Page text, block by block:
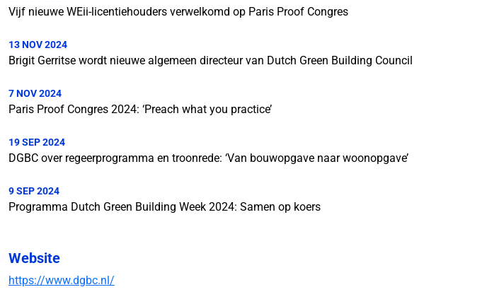
Vijf nieuwe WEii-licentiehouders verwelkomd op Paris Proof Congres
13 NOV 2024
Brigit Gerritse wordt nieuwe algemeen directeur van Dutch Green Building Council
7 NOV 2024
Paris Proof Congres 2024: ‘Preach what you practice’
19 SEP 2024
DGBC over regeerprogramma en troonrede: ‘Van bouwopgave naar woonopgave’
9 SEP 2024
Programma Dutch Green Building Week 2024: Samen op koers
Website
https://www.dgbc.nl/